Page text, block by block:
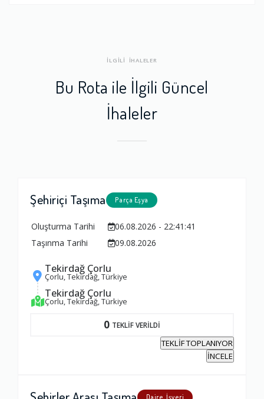
İLGİLİ İHALELER
Bu Rota ile İlgili Güncel
İhaleler
Şehiriçi Taşıma Parça Eşya
Oluşturma Tarihi
06.08.2026 - 22:41:41
Taşınma Tarihi
09.08.2026
Tekirdağ Çorlu
Çorlu, Tekirdağ, Türkiye
Tekirdağ Çorlu
Çorlu, Tekirdağ, Türkiye
0 TEKLİF VERİLDİ
TEKLİF TOPLANIYOR
İNCELE
Daire, İşyeri